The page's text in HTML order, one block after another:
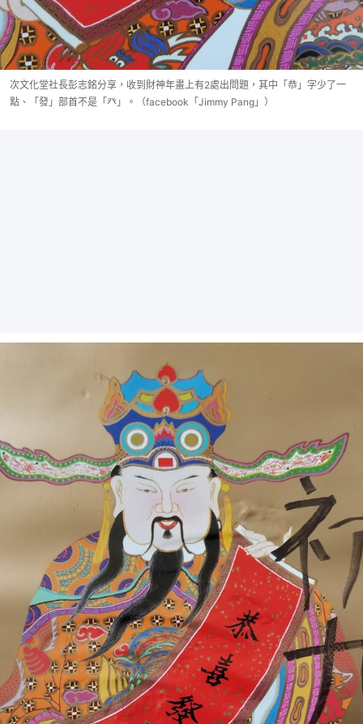
次文化堂社長彭志銘分享，收到財神年畫上有2處出問題，其中「恭」字少了一
點、「發」部首不是「癶」。（facebook「Jimmy Pang」）